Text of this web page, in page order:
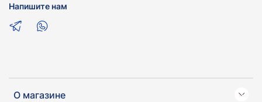
О магазине
Напишите нам